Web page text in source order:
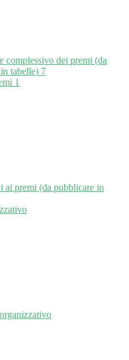
complessivo dei premi (da
tabelle) 7
1
ai premi (da pubblicare in